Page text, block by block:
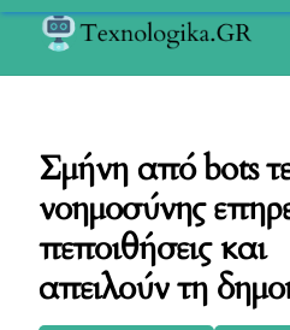
Skip
Σμήνη από bots
νοημοσύνης
πεποιθήσεις και
απειλούν τη